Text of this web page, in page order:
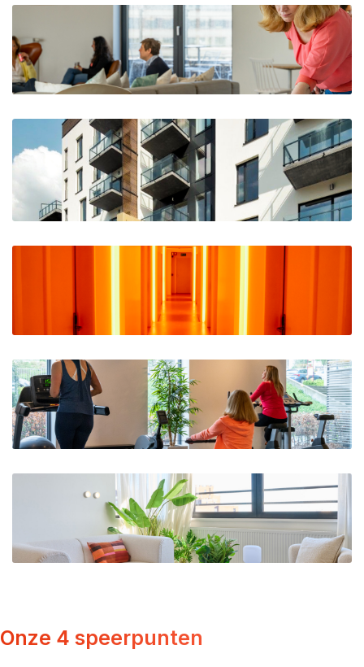
Onze 4 speerpunten